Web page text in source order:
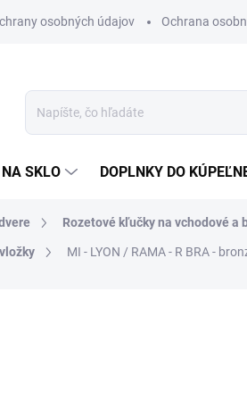
osobných údajov Ochrana
SKLO DOPLNKY DO
Rozetové kľučky na vchodové a
MI - LYON / RAMA - R BRA -